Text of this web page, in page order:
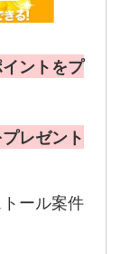
ントをプ
レゼント
ール案件